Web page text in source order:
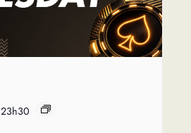
23h30